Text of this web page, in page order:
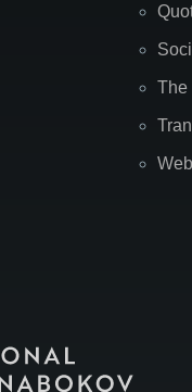
The